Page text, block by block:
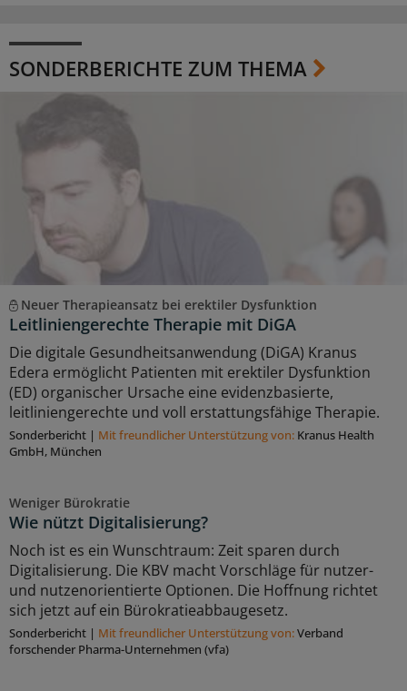
SONDERBERICHTE ZUM THEMA
Neuer Therapieansatz bei erektiler Dysfunktion
Leitliniengerechte Therapie mit DiGA
Die digitale Gesundheitsanwendung (DiGA) Kranus
Edera ermöglicht Patienten mit erektiler Dysfunktion
(ED) organischer Ursache eine evidenzbasierte,
leitliniengerechte und voll erstattungsfähige Therapie.
Sonderbericht | Mit freundlicher Unterstützung von: Kranus Health
GmbH, München
Weniger Bürokratie
Wie nützt Digitalisierung?
Noch ist es ein Wunschtraum: Zeit sparen durch
Digitalisierung. Die KBV macht Vorschläge für nutzer-
und nutzenorientierte Optionen. Die Hoffnung richtet
sich jetzt auf ein Bürokratieabbaugesetz.
Sonderbericht | Mit freundlicher Unterstützung von:Verband
forschender Pharma-Unternehmen (vfa)